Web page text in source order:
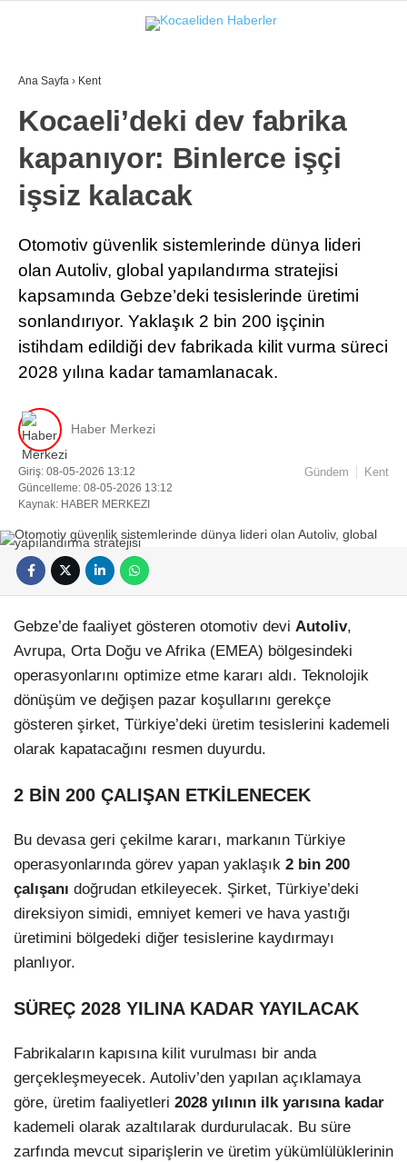
Ana Sayfa › Kent
Kocaeli’deki dev fabrika
kapanıyor: Binlerce işçi
işsiz kalacak
Otomotiv güvenlik sistemlerinde dünya lideri
olan Autoliv, global yapılandırma stratejisi
kapsamında Gebze’deki tesislerinde üretimi
sonlandırıyor. Yaklaşık 2 bin 200 işçinin
istihdam edildiği dev fabrikada kilit vurma süreci
2028 yılına kadar tamamlanacak.
Haber Merkezi
Giriş: 08-05-2026 13:12
Güncelleme: 08-05-2026 13:12
Kaynak: HABER MERKEZI
Gündem Kent
Gebze’de faaliyet gösteren otomotiv devi Autoliv,
Avrupa, Orta Doğu ve Afrika (EMEA) bölgesindeki
operasyonlarını optimize etme kararı aldı. Teknolojik
dönüşüm ve değişen pazar koşullarını gerekçe
gösteren şirket, Türkiye’deki üretim tesislerini kademeli
olarak kapatacağını resmen duyurdu.
2 BİN 200 ÇALIŞAN ETKİLENECEK
Bu devasa geri çekilme kararı, markanın Türkiye
operasyonlarında görev yapan yaklaşık 2 bin 200
çalışanı doğrudan etkileyecek. Şirket, Türkiye’deki
direksiyon simidi, emniyet kemeri ve hava yastığı
üretimini bölgedeki diğer tesislerine kaydırmayı
planlıyor.
SÜREÇ 2028 YILINA KADAR YAYILACAK
Fabrikaların kapısına kilit vurulması bir anda
gerçekleşmeyecek. Autoliv’den yapılan açıklamaya
göre, üretim faaliyetleri 2028 yılının ilk yarısına kadar
kademeli olarak azaltılarak durdurulacak. Bu süre
zarfında mevcut siparişlerin ve üretim yükümlülüklerinin